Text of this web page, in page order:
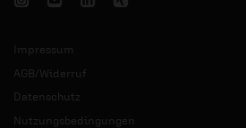
Impressum
AGB/Widerruf
Datenschutz
Nutzungsbedingungen